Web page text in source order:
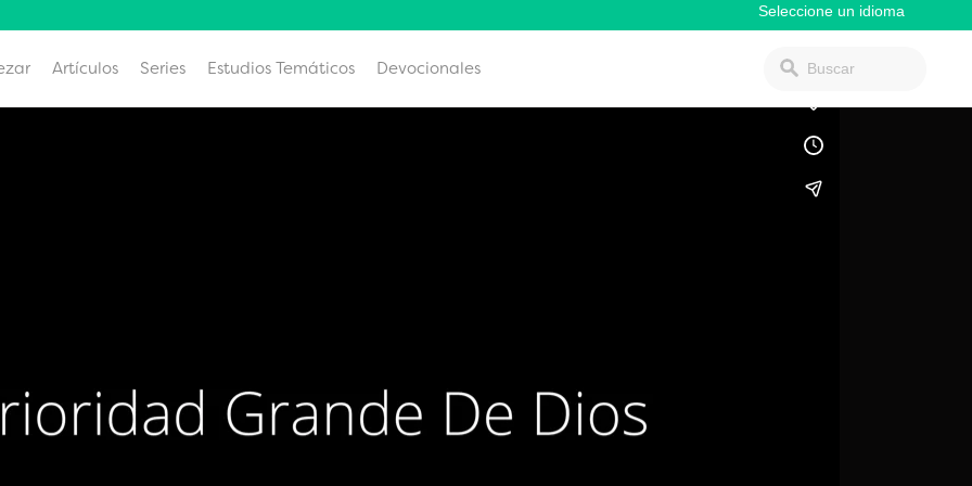
Artículos Series Estudios Temáticos Devocionales